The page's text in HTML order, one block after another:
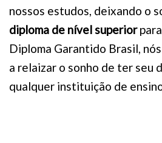
nossos estudos, deixando o
diploma de nível superior
Diploma Garantido Brasil,
a relaizar o sonho de ter seu
qualquer instituição de